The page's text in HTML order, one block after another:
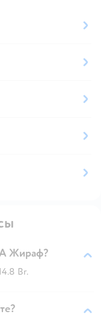
Жираф?
Br.